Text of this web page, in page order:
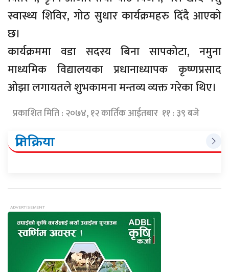
स्वास्थ्य शिविर, गोठ सुधार कार्यक्रमहरु दिँदै आएको
छ।
कार्यक्रममा वडा सदस्य बिना सापकोटा, नमुना
माध्यमिक विद्यालयका प्रधानाध्यापक कृष्णप्रसाद
ओझा लगायतले शुभकामना मन्तव्य व्यक्त गरेका थिए।
प्रकाशित मिति : २०७४, १२ कार्तिक आईतबार ११ : ३९ बजे
प्रतिक्रिया